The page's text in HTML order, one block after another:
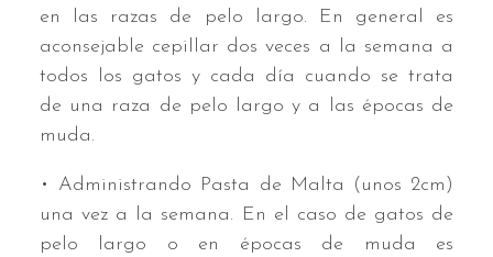
en las razas de pelo largo. En general es
aconsejable cepillar dos veces a la semana a
todos los gatos y cada día cuando se trata
de una raza de pelo largo y a las épocas de
muda.
• Administrando Pasta de Malta (unos 2cm)
una vez a la semana. En el caso de gatos de
pelo largo o en épocas de muda es